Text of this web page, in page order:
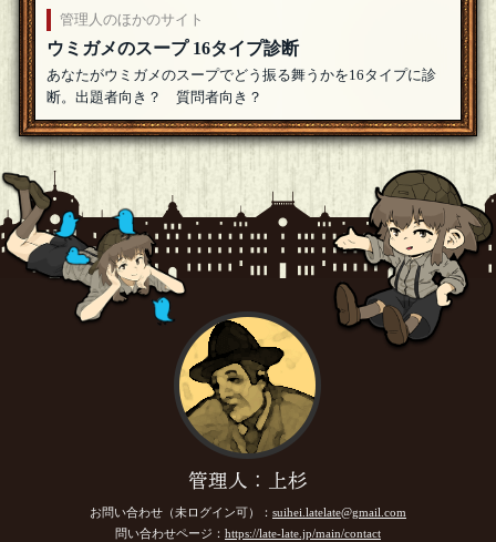
管理人のほかのサイト
ウミガメのスープ 16タイプ診断
あなたがウミガメのスープでどう振る舞うかを16タイプに診
断。出題者向き？ 質問者向き？
管理人：上杉
お問い合わせ（未ログイン可）： suihei.latelate@gmail.com
問い合わせページ： https://late-late.jp/main/contact